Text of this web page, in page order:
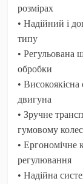
розмірах
• Надійний і
типу
• Регульована
обробки
• Високоякісна
двигуна
• Зручне
гумовому
• Ергономічне
регулювання
• Надійна